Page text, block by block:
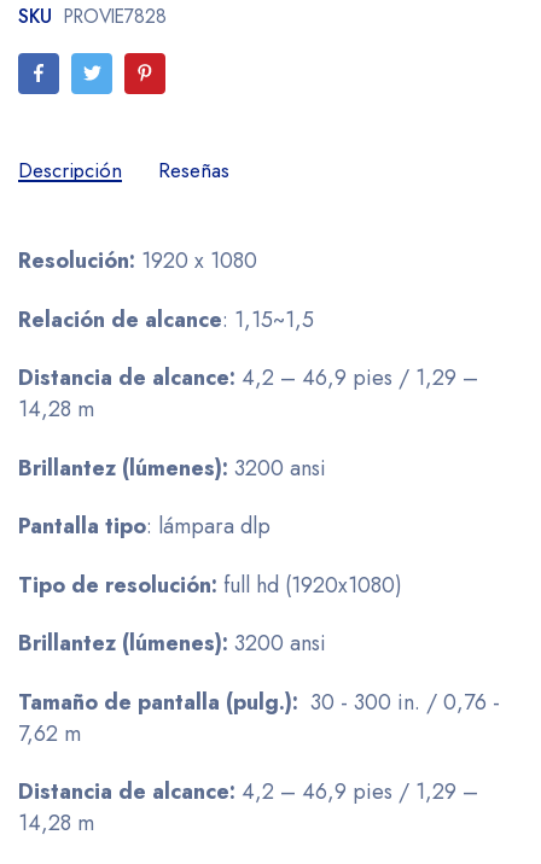
SKU PROVIE7828
Descripción Reseñas
Resolución: 1920 x 1080
Relación de alcance: 1,15~1,5
Distancia de alcance: 4,2 – 46,9 pies / 1,29 –
14,28 m
Brillantez (lúmenes): 3200 ansi
Pantalla tipo: lámpara dlp
Tipo de resolución: full hd (1920x1080)
Brillantez (lúmenes): 3200 ansi
Tamaño de pantalla (pulg.): 30 - 300 in. / 0,76 -
7,62 m
Distancia de alcance: 4,2 – 46,9 pies / 1,29 –
14,28 m